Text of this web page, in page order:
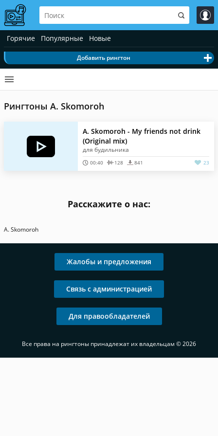
Горячие Популярные Новые
Добавить рингтон
Рингтоны A. Skomoroh
A. Skomoroh - My friends not drink
(Original mix)
для будильника
00:40 128 841 23
Расскажите о нас:
A. Skomoroh
Жалобы и предложения
Связь с администрацией
Для правообладателей
Все права на рингтоны принадлежат их владельцам © 2026